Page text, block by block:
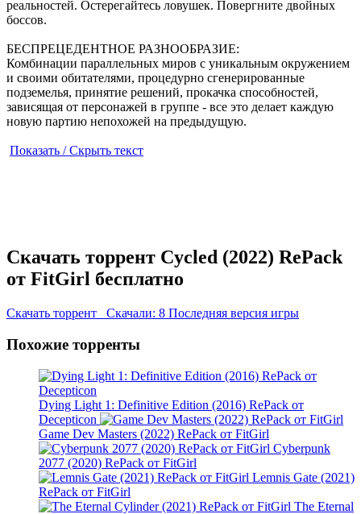
реальностей. Остерегайтесь ловушек. Повергните двойных
боссов.
БЕСПРЕЦЕДЕНТНОЕ РАЗНООБРАЗИЕ:
Комбинации параллельных миров с уникальным окружением
и своими обитателями, процедурно сгенерированные
подземелья, принятие решений, прокачка способностей,
зависящая от персонажей в группе - все это делает каждую
новую партию непохожей на предыдущую.
Показать / Скрыть текст
Скачать торрент Cycled (2022) RePack
от FitGirl бесплатно
Скачать торрент Скачали: 8 Последняя версия игры
Похожие торренты
Dying Light 1: Definitive Edition (2016) RePack от
Decepticon
Game Dev Masters (2022) RePack от FitGirl
Cyberpunk
2077 (2020) RePack от FitGirl
Lemnis Gate (2021)
RePack от FitGirl
The Eternal